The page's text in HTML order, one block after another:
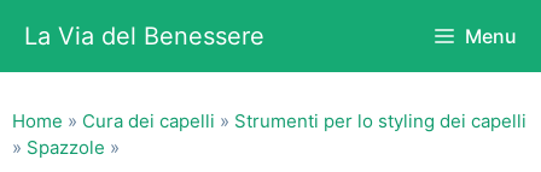
contenuto
La Via del Benessere Menu
Home » Cura dei capelli » Strumenti per lo styling dei capelli
» Spazzole »